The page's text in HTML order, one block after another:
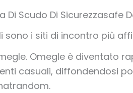
Di Scudo Di Sicurezzasafe
sono i siti di incontro più
Omegle è diventato
casuali, diffondendosi